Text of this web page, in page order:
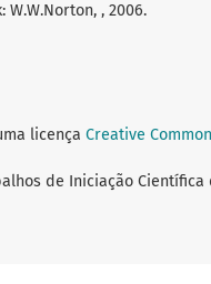
W.W.Norton, , 2006.
licença Creative
de Iniciação Científica